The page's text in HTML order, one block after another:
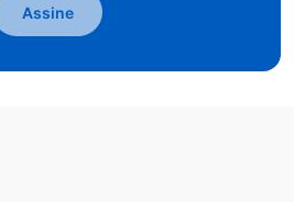
Assine